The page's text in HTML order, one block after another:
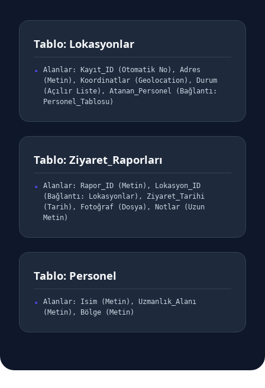
Tablo: Lokasyonlar
Alanlar: Kayıt_ID (Otomatik No), Adres
(Metin), Koordinatlar (Geolocation), Durum
(Açılır Liste), Atanan_Personel (Bağlantı:
Personel_Tablosu)
Tablo: Ziyaret_Raporları
Alanlar: Rapor_ID (Metin), Lokasyon_ID
(Bağlantı: Lokasyonlar), Ziyaret_Tarihi
(Tarih), Fotoğraf (Dosya), Notlar (Uzun
Metin)
Tablo: Personel
Alanlar: Isim (Metin), Uzmanlık_Alanı
(Metin), Bölge (Metin)